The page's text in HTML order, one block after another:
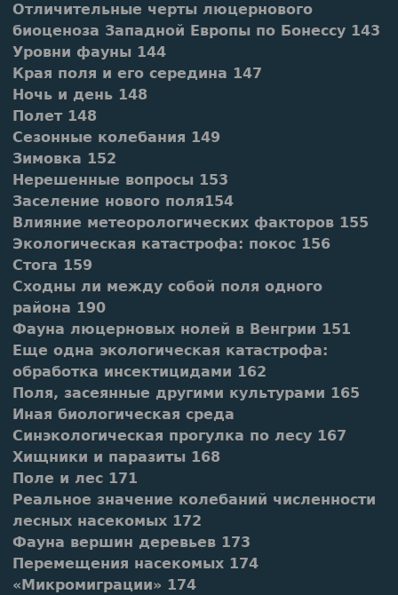
Отличительные черты люцернового
биоценоза Западной Европы по Бонессу 143
Уровни фауны 144
Края поля и его середина 147
Ночь и день 148
Полет 148
Сезонные колебания 149
Зимовка 152
Нерешенные вопросы 153
Заселение нового поля154
Влияние метеорологических факторов 155
Экологическая катастрофа: покос 156
Стога 159
Сходны ли между собой поля одного
района 190
Фауна люцерновых нолей в Венгрии 151
Еще одна экологическая катастрофа:
обработка инсектицидами 162
Поля, засеянные другими культурами 165
Иная биологическая среда
Синэкологическая прогулка по лесу 167
Хищники и паразиты 168
Поле и лес 171
Реальное значение колебаний численности
лесных насекомых 172
Фауна вершин деревьев 173
Перемещения насекомых 174
«Микромиграции» 174